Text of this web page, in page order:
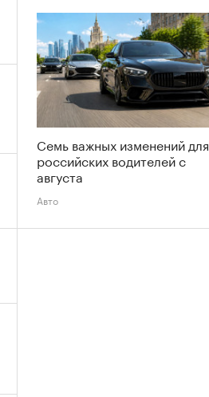
Семь важных изменений для
российских водителей с
августа
Авто